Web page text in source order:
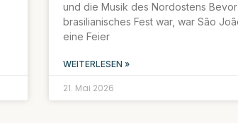
und die Musik des Nordostens
brasilianisches Fest war, war São
eine Feier
WEITERLESEN »
21. Mai 2026